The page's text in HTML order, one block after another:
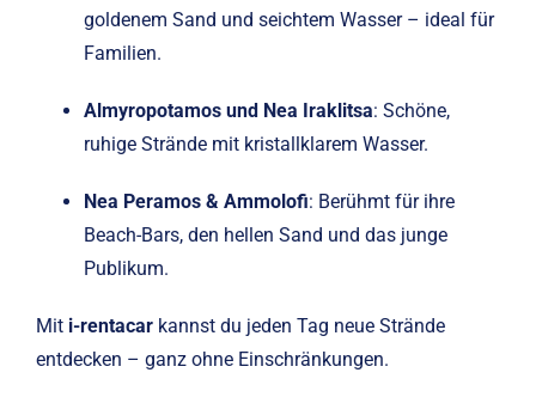
goldenem Sand und seichtem Wasser – ideal für
Familien.
Almyropotamos und Nea Iraklitsa: Schöne,
ruhige Strände mit kristallklarem Wasser.
Nea Peramos & Ammolofi: Berühmt für ihre
Beach-Bars, den hellen Sand und das junge
Publikum.
Mit i-rentacarkannst du jeden Tag neue Strände
entdecken – ganz ohne Einschränkungen.